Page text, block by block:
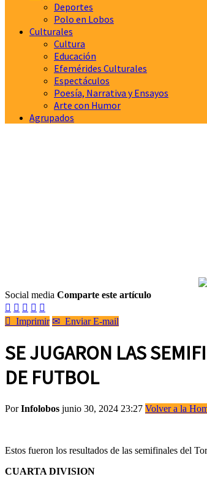
Deportes
Polo en Lobos
Culturales
Cultura
Educación
Efemérides Culturales
Espectáculos
Poesía, Narrativa y Ensayos
Arte con Humor
Agrupados
Social media Comparte este artículo
    
 Imprimir ✉ Enviar E-mail
SE JUGARON LAS
DE FUTBOL
PorInfolobos junio 30, 2024 23:27 Volver a la
Estos fueron los resultados de las semifinales del
CUARTA DIVISION